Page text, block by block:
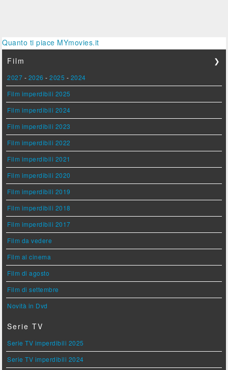
Quanto ti piace MYmovies.it
Film
❯
2027 - 2026 -2025 - 2024
Film imperdibili 2025
Film imperdibili 2024
Film imperdibili 2023
Film imperdibili 2022
Film imperdibili 2021
Film imperdibili 2020
Film imperdibili 2019
Film imperdibili 2018
Film imperdibili 2017
Film da vedere
Film al cinema
Film di agosto
Film di settembre
Novità in Dvd
Serie TV
Serie TV imperdibili 2025
Serie TV imperdibili 2024